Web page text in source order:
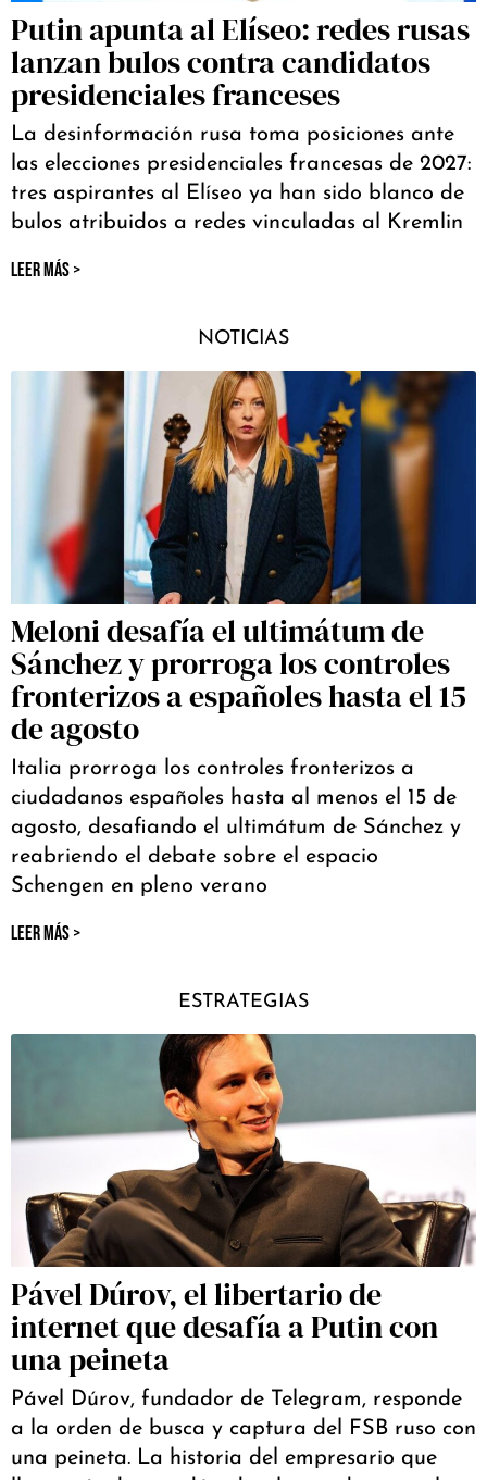
Putin apunta al Elíseo: redes rusas
lanzan bulos contra candidatos
presidenciales franceses
La desinformación rusa toma posiciones ante
las elecciones presidenciales francesas de 2027:
tres aspirantes al Elíseo ya han sido blanco de
bulos atribuidos a redes vinculadas al Kremlin
LEER MÁS >
NOTICIAS
Meloni desafía el ultimátum de
Sánchez y prorroga los controles
fronterizos a españoles hasta el 15
de agosto
Italia prorroga los controles fronterizos a
ciudadanos españoles hasta al menos el 15 de
agosto, desafiando el ultimátum de Sánchez y
reabriendo el debate sobre el espacio
Schengen en pleno verano
LEER MÁS >
ESTRATEGIAS
Pável Dúrov, el libertario de
internet que desafía a Putin con
una peineta
Pável Dúrov, fundador de Telegram, responde
a la orden de busca y captura del FSB ruso con
una peineta. La historia del empresario que